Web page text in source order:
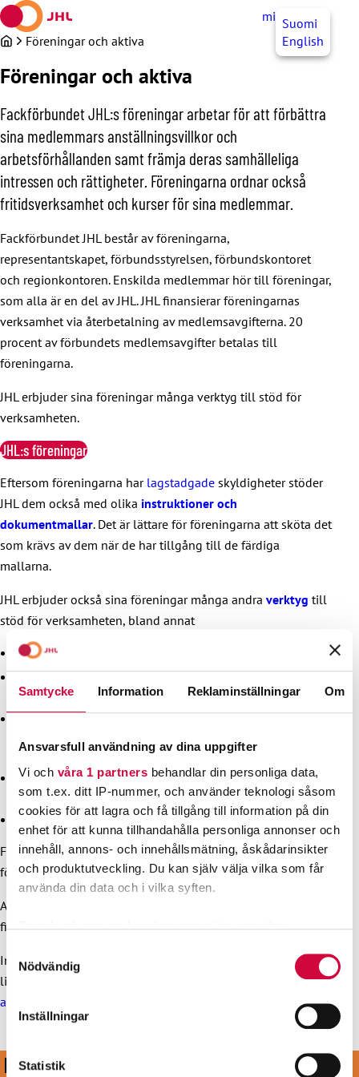
Samtycke Information Reklaminställningar Om
Ansvarsfull användning av dina uppgifter
Vi och våra 1 partners behandlar din personliga data,
som t.ex. ditt IP-nummer, och använder teknologi såsom
cookies för att lagra och få tillgång till information på din
enhet för att kunna tillhandahålla personliga annonser och
innehåll, annons- och innehållsmätning, åskådarinsikter
och produktutveckling. Du kan själv välja vilka som får
använda din data och i vilka syften.
Ta reda på mer om hur dina personliga uppgifter
Du kan ändra eller dra tillbaka ditt samtycke när som
Vi använder enhetsidentifierare för att anpassa innehållet
för sociala medier och analysera vår trafik. Vi
Nödvändig
Inställningar
Statistik
Hoppa
till
innehållet
mittJHL SV
Suomi
English
Föreningar och aktiva
Föreningar och aktiva
Fackförbundet JHL:s föreningar arbetar för att förbättra
sina medlemmars anställningsvillkor och
arbetsförhållanden samt främja deras samhälleliga
intressen och rättigheter. Föreningarna ordnar också
fritidsverksamhet och kurser för sina medlemmar.
Fackförbundet JHL består av föreningarna,
representantskapet, förbundsstyrelsen, förbundskontoret
och regionkontoren. Enskilda medlemmar hör till föreningar,
som alla är en del av JHL. JHL finansierar föreningarnas
verksamhet via återbetalning av medlemsavgifterna. 20
procent av förbundets medlemsavgifter betalas till
föreningarna.
JHL erbjuder sina föreningar många verktyg till stöd för
verksamheten.
JHL:s föreningar
Eftersom föreningarna har lagstadgade skyldigheter stöder
JHL dem också med olika instruktioner och
dokumentmallar. Det är lättare för föreningarna att sköta det
som krävs av dem när de har tillgång till de färdiga
mallarna.
JHL erbjuder också sina föreningar många andra verktyg till
stöd för verksamheten, bland annat
e-tjänsten minFörening
anvisningar för hur man sköter kanaler i sociala medier
eller bygger upp en egen webbplats
en trycktjänst för att beställa exempelvis handböcker,
visitkort
JHL-shop, där föreningarna kan köpa JHL-produkter för
sina evenemang
enmaterialbank.
Förförtroendemänocharbetarskyddsfullmäktigaerbjuder
förbundet egna verktyg som är nyttiga för deras arbete.
Anvisningar och blanketter för att ansöka om
finns imittJHLochminFörening.
Information och anvisningar om jämställdhet och
likabehandling i arbetslivet finns på sidan
arbetarskydd och
arbetshälsa
KOM MED I VÅRT STARKA LAG